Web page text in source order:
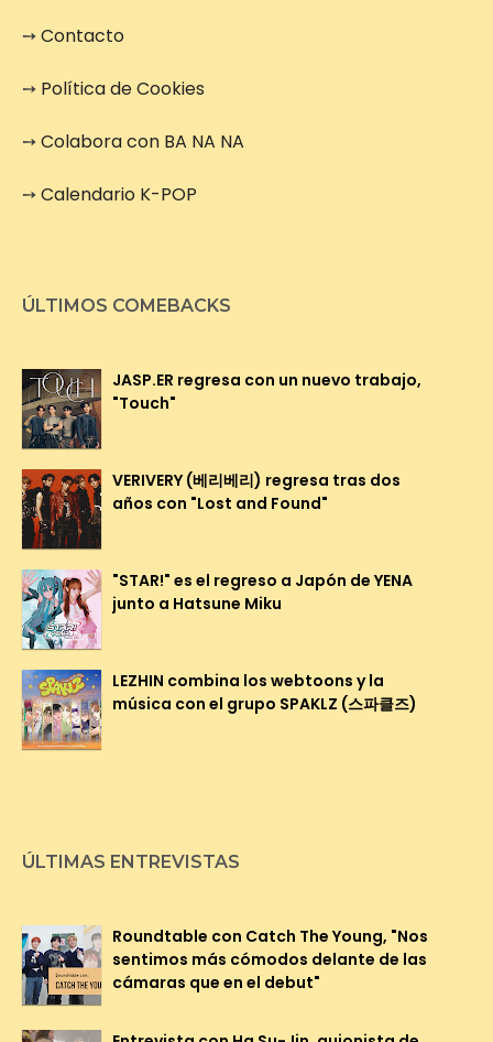
➙Contacto
➙ Política de Cookies
➙Colabora con BA NA NA
➙Calendario K-POP
ÚLTIMOS COMEBACKS
JASP.ER regresa con un nuevo trabajo,
"Touch"
VERIVERY (베리베리) regresa tras dos
años con "Lost and Found"
"STAR!" es el regreso a Japón de YENA
junto a Hatsune Miku
LEZHIN combina los webtoons y la
música con el grupo SPAKLZ (스파클즈)
ÚLTIMAS ENTREVISTAS
Roundtable con Catch The Young, "Nos
sentimos más cómodos delante de las
cámaras que en el debut"